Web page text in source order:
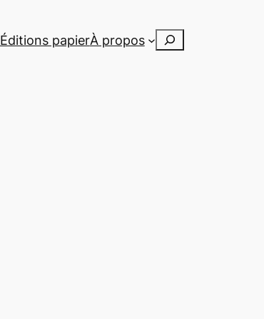
Éditions papierÀ propos Rechercher